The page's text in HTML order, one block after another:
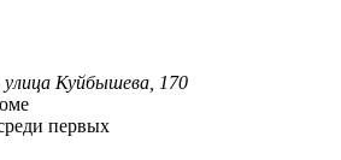
Куйбышева, 170
первых